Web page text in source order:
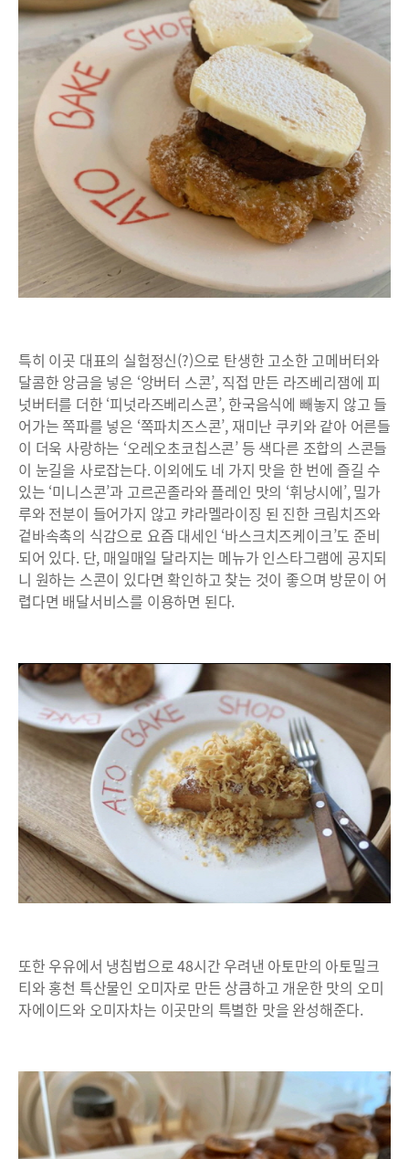
특히 이곳 대표의 실험정신(?)으로 탄생한 고소한 고메버터와
달콤한 앙금을 넣은 ‘앙버터 스콘’, 직접 만든 라즈베리잼에 피
넛버터를 더한 ‘피넛라즈베리스콘’, 한국음식에 빼놓지 않고 들
어가는 쪽파를 넣은 ‘쪽파치즈스콘’, 재미난 쿠키와 같아 어른들
이 더욱 사랑하는 ‘오레오초코칩스콘’ 등 색다른 조합의 스콘들
이 눈길을 사로잡는다. 이외에도 네 가지 맛을 한 번에 즐길 수
있는 ‘미니스콘’과 고르곤졸라와 플레인 맛의 ‘휘낭시에’, 밀가
루와 전분이 들어가지 않고 캬라멜라이징 된 진한 크림치즈와
겉바속촉의 식감으로 요즘 대세인 ‘바스크치즈케이크’도 준비
되어 있다. 단, 매일매일 달라지는 메뉴가 인스타그램에 공지되
니 원하는 스콘이 있다면 확인하고 찾는 것이 좋으며 방문이 어
렵다면 배달서비스를 이용하면 된다.
또한 우유에서 냉침법으로 48시간 우려낸 아토만의 아토밀크
티와 홍천 특산물인 오미자로 만든 상큼하고 개운한 맛의 오미
자에이드와 오미자차는 이곳만의 특별한 맛을 완성해준다.